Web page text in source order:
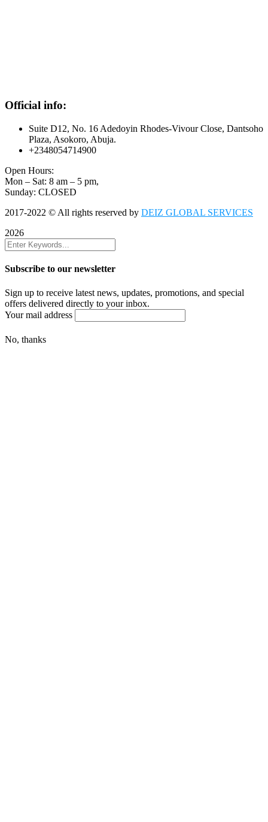
Official info:
Suite D12, No. 16 Adedoyin Rhodes-Vivour Close, Dantsoho
Plaza, Asokoro, Abuja.
+2348054714900
Open Hours:
Mon – Sat: 8 am – 5 pm,
Sunday: CLOSED
2017-2022 © All rights reserved by DEIZ GLOBAL SERVICES
2026
Subscribe to our newsletter
Sign up to receive latest news, updates, promotions, and special
offers delivered directly to your inbox.
Your mail address
No, thanks